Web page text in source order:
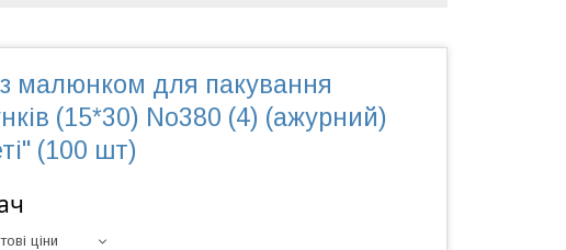
малюнком для пакування
(15*30) No380 (4) (ажурний)
(100 шт)
ціни